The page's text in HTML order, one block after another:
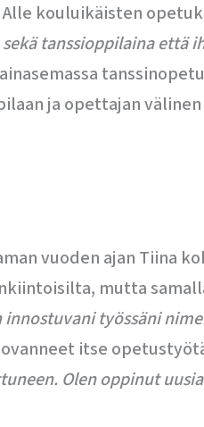
kouluikäisten
tanssioppilaina että
ja opettajan
vuoden ajan Tiina
mutta
työssäni
itse
Olen oppinut